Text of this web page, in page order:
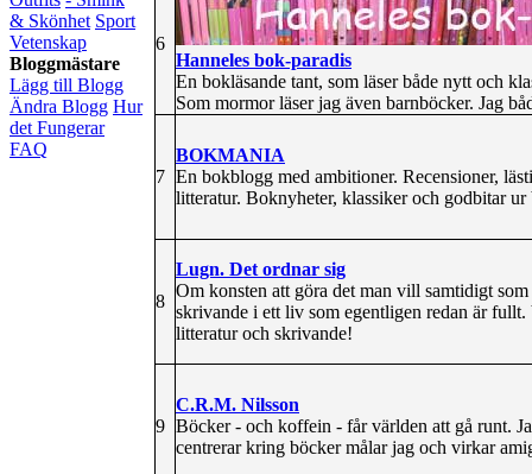
& Skönhet Sport
Vetenskap
Bloggmästare
Lägg till Blogg
Ändra Blogg Hur
det Fungerar
FAQ
6
Hanneles bok-paradis
En bokläsande tant, som läser både nytt och
Som mormor läser jag även barnböcker. Jag
7
BOKMANIA
En bokblogg med ambitioner. Recensioner,
litteratur. Boknyheter, klassiker och godbitar
8
Lugn. Det ordnar sig
Om konsten att göra det man vill samtidigt
skrivande i ett liv som egentligen redan är
litteratur och skrivande!
9
C.R.M. Nilsson
Böcker - och koffein - får världen att gå runt.
centrerar kring böcker målar jag och virkar